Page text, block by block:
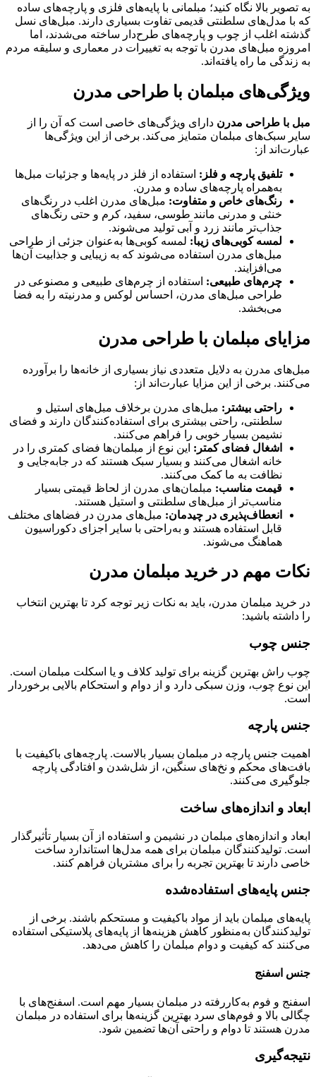
به تصویر بالا نگاه کنید؛ مبلمانی با پایه‌های فلزی و پارچه‌های ساده
که با مدل‌های سلطنتی قدیمی تفاوت بسیاری دارند. مبل‌های نسل
گذشته اغلب از چوب و پارچه‌های طرح‌دار ساخته می‌شدند، اما
امروزه مبل‌های مدرن با توجه به تغییرات در معماری و سلیقه مردم
به زندگی ما راه یافته‌اند.
ویژگی‌های مبلمان با طراحی مدرن
مبل با طراحی مدرن دارای ویژگی‌های خاصی است که آن را از
سایر سبک‌های مبلمان متمایز می‌کند. برخی از این ویژگی‌ها
عبارت‌اند از:
تلفیق پارچه و فلز: استفاده از فلز در پایه‌ها و جزئیات مبل‌ها
به‌همراه پارچه‌های ساده و مدرن.
رنگ‌های خاص و متفاوت: مبل‌های مدرن اغلب در رنگ‌های
خنثی و مدرنی مانند طوسی، سفید، کرم و حتی رنگ‌های
جذاب‌تر مانند زرد و آبی تولید می‌شوند.
لمسه کوبی‌های زیبا: لمسه کوبی‌ها به‌عنوان جزئی از طراحی
مبل‌های مدرن استفاده می‌شوند که به زیبایی و جذابیت آن‌ها
می‌افزایند.
چرم‌های طبیعی: استفاده از چرم‌های طبیعی و مصنوعی در
طراحی مبل‌های مدرن، احساس لوکس و مدرنیته را به فضا
می‌بخشد.
مزایای مبلمان با طراحی مدرن
مبل‌های مدرن به دلایل متعددی نیاز بسیاری از خانه‌ها را برآورده
می‌کنند. برخی از این مزایا عبارت‌اند از:
راحتی بیشتر: مبل‌های مدرن برخلاف مبل‌های استیل و
سلطنتی، راحتی بیشتری برای استفاده‌کنندگان دارند و فضای
نشیمن بسیار خوبی را فراهم می‌کنند.
اشغال فضای کمتر: این نوع از مبلمان‌ها فضای کمتری را در
خانه اشغال می‌کنند و بسیار سبک هستند که در جا‌به‌جایی و
نظافت به ما کمک می‌کنند.
قیمت مناسب: مبلمان‌های مدرن از لحاظ قیمتی بسیار
مناسب‌تر از مبل‌های سلطنتی و استیل هستند.
انعطاف‌پذیری در چیدمان: مبل‌های مدرن در فضاهای مختلف
قابل استفاده هستند و به‌راحتی با سایر اجزای دکوراسیون
هماهنگ می‌شوند.
نکات مهم در خرید مبلمان مدرن
در خرید مبلمان مدرن، باید به نکات زیر توجه کرد تا بهترین انتخاب
را داشته باشید:
جنس چوب
چوب راش بهترین گزینه برای تولید کلاف و یا اسکلت مبلمان است.
این نوع چوب، وزن سبکی دارد و از دوام و استحکام بالایی برخوردار
است.
جنس پارچه
اهمیت جنس پارچه در مبلمان بسیار بالاست. پارچه‌های باکیفیت با
بافت‌های محکم و نخ‌های سنگین، از شل‌شدن و افتادگی پارچه
جلوگیری می‌کنند.
ابعاد و اندازه‌های ساخت
ابعاد و اندازه‌های مبلمان در نشیمن و استفاده از آن بسیار تأثیرگذار
است. تولیدکنندگان مبلمان برای همه مدل‌ها استاندارد ساخت
خاصی دارند تا بهترین تجربه را برای مشتریان فراهم کنند.
جنس پایه‌های استفاده‌شده
پایه‌های مبلمان باید از مواد باکیفیت و مستحکم باشند. برخی از
تولیدکنندگان به‌منظور کاهش هزینه‌ها از پایه‌های پلاستیکی استفاده
می‌کنند که کیفیت و دوام مبلمان را کاهش می‌دهد.
جنس اسفنج
اسفنج و فوم به‌کاررفته در مبلمان بسیار مهم است. اسفنج‌های با
چگالی بالا و فوم‌های سرد بهترین گزینه‌ها برای استفاده در مبلمان
مدرن هستند تا دوام و راحتی آن‌ها تضمین شود.
نتیجه‌گیری